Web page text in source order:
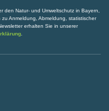
den Natur- und Umweltschutz in Bayern,
Anmeldung, Abmeldung, statistischer
erhalten Sie in unserer